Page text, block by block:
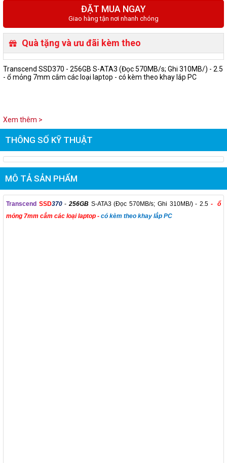
ĐẶT MUA NGAY
Giao hàng tận nơi nhanh chóng
Quà tặng và ưu đãi kèm theo
Transcend SSD370 - 256GB S-ATA3 (Đọc 570MB/s; Ghi 310MB/) - 2.5
- ổ mỏng 7mm cắm các loại laptop - có kèm theo khay lắp PC
Xem thêm >
THÔNG SỐ KỸ THUẬT
MÔ TẢ SẢN PHẨM
Transcend SSD370-256GB S-ATA3 (Đọc 570MB/s; Ghi 310MB/) - 2.5 -
ổ
mỏng 7mm cắm các loại laptop - có kèm theo khay lắp PC